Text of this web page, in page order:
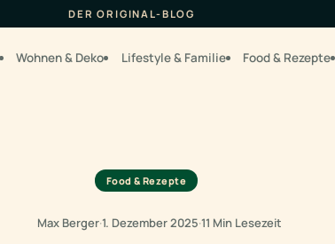
DER ORIGINAL-BLOG
Wohnen & Deko Lifestyle & Familie Food & Rezepte
Food & Rezepte
Max Berger·1. Dezember 2025·11 Min Lesezeit